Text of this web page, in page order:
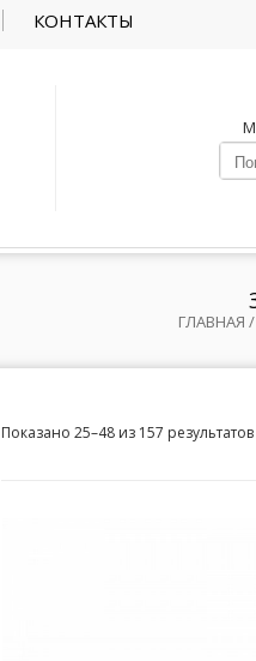
КОНТАКТЫ
ГЛАВНАЯ
Показано 25–48 из 157 результатов